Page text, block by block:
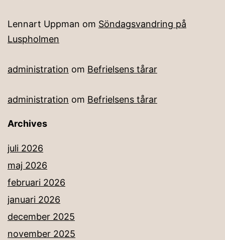
Lennart Uppman om Söndagsvandring på
Luspholmen
administration om Befrielsens tårar
administration om Befrielsens tårar
Archives
juli 2026
maj 2026
februari 2026
januari 2026
december 2025
november 2025